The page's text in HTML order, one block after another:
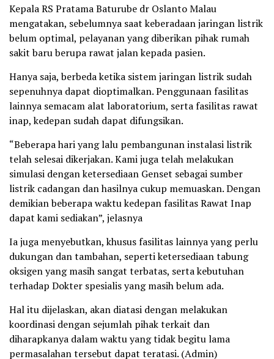
Kepala RS Pratama Baturube dr Oslanto Malau
mengatakan, sebelumnya saat keberadaan jaringan listrik
belum optimal, pelayanan yang diberikan pihak rumah
sakit baru berupa rawat jalan kepada pasien.
Hanya saja, berbeda ketika sistem jaringan listrik sudah
sepenuhnya dapat dioptimalkan. Penggunaan fasilitas
lainnya semacam alat laboratorium, serta fasilitas rawat
inap, kedepan sudah dapat difungsikan.
“Beberapa hari yang lalu pembangunan instalasi listrik
telah selesai dikerjakan. Kami juga telah melakukan
simulasi dengan ketersediaan Genset sebagai sumber
listrik cadangan dan hasilnya cukup memuaskan. Dengan
demikian beberapa waktu kedepan fasilitas Rawat Inap
dapat kami sediakan”, jelasnya
Ia juga menyebutkan, khusus fasilitas lainnya yang perlu
dukungan dan tambahan, seperti ketersediaan tabung
oksigen yang masih sangat terbatas, serta kebutuhan
terhadap Dokter spesialis yang masih belum ada.
Hal itu dijelaskan, akan diatasi dengan melakukan
koordinasi dengan sejumlah pihak terkait dan
diharapkanya dalam waktu yang tidak begitu lama
permasalahan tersebut dapat teratasi. (Admin)